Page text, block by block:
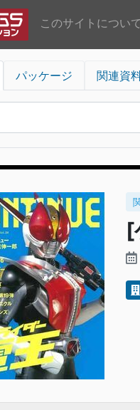
このサイトについて
パッケージ 関連資
[